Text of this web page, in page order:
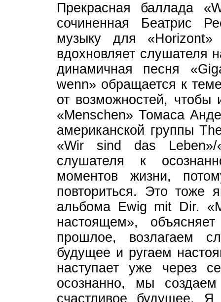
Прекрасная баллада
сочиненная Беатрис
музыку для
вдохновляет слушателя
динамичная песня
wenn» обращается к
от возможностей,
«Menschen» Томаса
американской группы
«Wir sind das
слушателя к
моментов жизни,
повториться. Это тоже
альбома Ewig mit Dir.
настоящем»,
прошлое, возлагаем
будущее и ругаем
наступает уже через
осознанно, мы создаем
счастливое будущее.